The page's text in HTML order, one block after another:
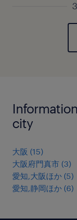
city
大阪 (15)
大阪府門真市 (3)
愛知,大阪ほか (5)
愛知,静岡ほか (6)